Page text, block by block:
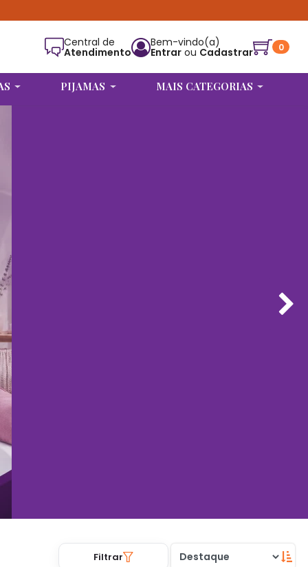
Central de
Atendimento
Bem-vindo(a)
Entrar ou Cadastrar 0
PIJAMAS MAIS CATEGORIAS
Filtrar
BABY DOLL KAMI (NETFLIX VERMELHO).